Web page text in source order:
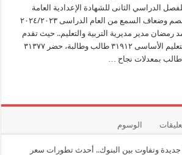
الدراسي الثانى للشهادة الإعدادية العامة
والمهنية والمكفوفين و الصم وضعاف السمع من العام الدراسى ٢٠٢٤/٢٠٢٣
رمضان مدير مديرية التربية والتعليم.. حيث تقدم
لامتحانات إتمام مرحلة التعليم الأساسى ٣١٩١٢ طالب وطالبة، حضر ٣١٣٧٧
الوسوم
وتفاوت بين البنوك.. أحدث تطورات سعر